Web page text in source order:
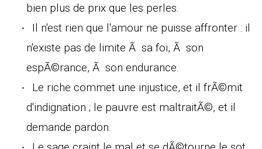
bien plus de prix que les perles.
Il n'est rien que l'amour ne puisse affronter : il
n'existe pas de limite Ã sa foi, Ã son
espÃ©rance, Ã son endurance.
Le riche commet une injustice, et il frÃ©mit
d'indignation ; le pauvre est maltraitÃ©, et il
demande pardon.